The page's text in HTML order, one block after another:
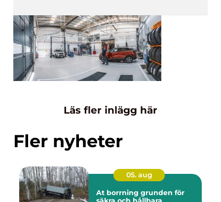
Läs fler inlägg här
Fler nyheter
05. aug
At borrning grunden för